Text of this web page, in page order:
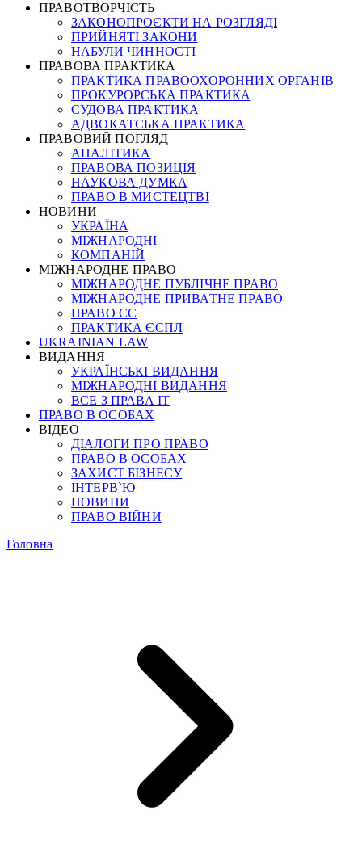
ПРАВОТВОРЧІСТЬ
ЗАКОНОПРОЄКТИ НА РОЗГЛЯДІ
ПРИЙНЯТІ ЗАКОНИ
НАБУЛИ ЧИННОСТІ
ПРАВОВА ПРАКТИКА
ПРАКТИКА ПРАВООХОРОННИХ ОРГАНІВ
ПРОКУРОРСЬКА ПРАКТИКА
СУДОВА ПРАКТИКА
АДВОКАТСЬКА ПРАКТИКА
ПРАВОВИЙ ПОГЛЯД
АНАЛІТИКА
ПРАВОВА ПОЗИЦІЯ
НАУКОВА ДУМКА
ПРАВО В МИСТЕЦТВІ
НОВИНИ
УКРАЇНА
МІЖНАРОДНІ
КОМПАНІЙ
МІЖНАРОДНЕ ПРАВО
МІЖНАРОДНЕ ПУБЛІЧНЕ ПРАВО
МІЖНАРОДНЕ ПРИВАТНЕ ПРАВО
ПРАВО ЄС
ПРАКТИКА ЄСПЛ
UKRAINIAN LAW
ВИДАННЯ
УКРАЇНСЬКІ ВИДАННЯ
МІЖНАРОДНІ ВИДАННЯ
ВСЕ З ПРАВА ІТ
ПРАВО В ОСОБАХ
ВІДЕО
ДІАЛОГИ ПРО ПРАВО
ПРАВО В ОСОБАХ
ЗАХИСТ БІЗНЕСУ
ІНТЕРВ`Ю
НОВИНИ
ПРАВО ВІЙНИ
Головна